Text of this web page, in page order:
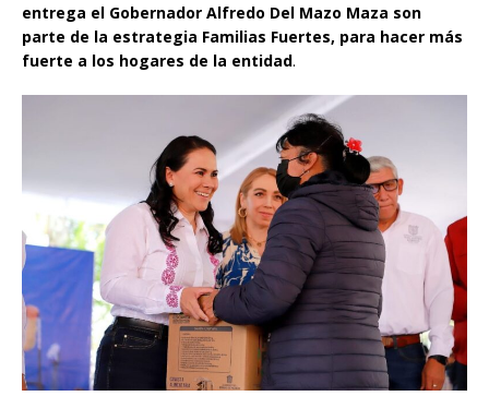
entrega el Gobernador Alfredo Del Mazo Maza son
parte de la estrategia Familias Fuertes, para hacer más
fuerte a los hogares de la entidad.